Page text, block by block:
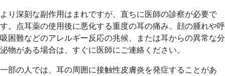
より深刻な副作用はまれですが、直ちに医師の診察が必要で
す。点耳薬の使用後に悪化する重度の耳の痛み、顔の腫れや呼
吸困難などのアレルギー反応の兆候、または耳からの異常な分
泌物がある場合は、すぐに医師にご連絡ください。
一部の人では、耳の周囲に接触性皮膚炎を発症することがあ